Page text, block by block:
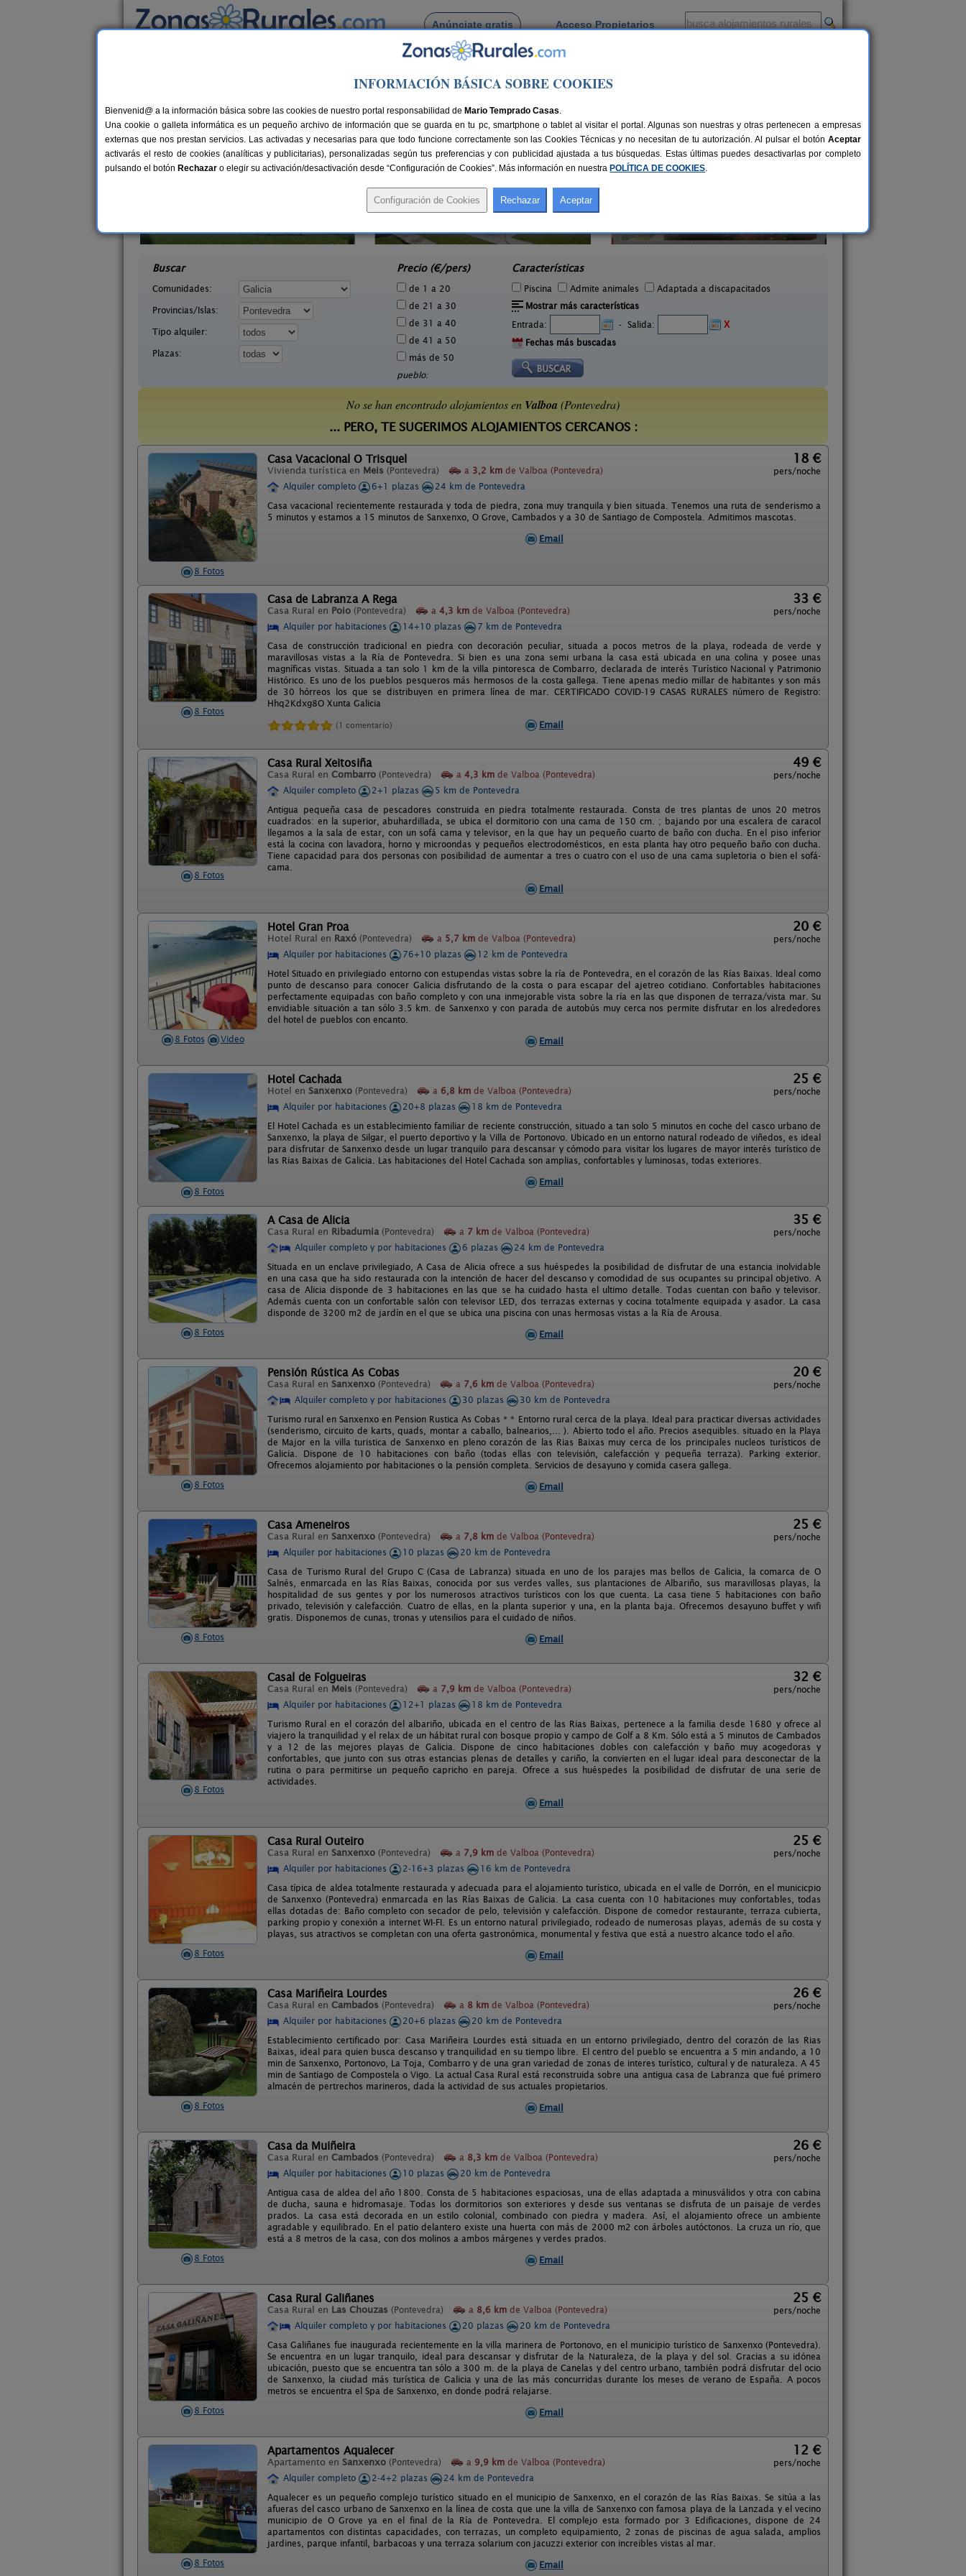
Anúnciate gratis Acceso Propietarios
Busca por pueblo
Casas Rurales cerca de Valboa
21 €
A Casa de Alicia
Buscar
Comunidades:
Provincias/Islas:
Tipo alquiler:
Plazas:
Precio (€/pers)
de 1 a 20
de 21 a 30
de 31 a 40
de 41 a 50
más de 50
pueblo:
Características
Piscina Admite animales
Adaptada a discapacitados
Mostrar más características
Entrada:
- Salida:
X
Fechas más buscadas
No se han encontrado alojamientos en Valboa (Pontevedra)
... PERO, TE SUGERIMOS ALOJAMIENTOS CERCANOS :
8 Fotos
Casa Vacacional O Trisquel
Vivienda turística en Meis (Pontevedra) a 3,2 km de Valboa (Pontevedra)
18 €
pers/noche
Alquiler completo
6+1 plazas
24 km de Pontevedra
Casa vacacional recientemente restaurada y toda de piedra, zona muy tranquila y bien situada. Tenemos una ruta de senderismo a
5 minutos y estamos a 15 minutos de Sanxenxo, O Grove, Cambados y a 30 de Santiago de Compostela. Admitimos mascotas.
Email
8 Fotos
Casa de Labranza A Rega
Casa Rural en Poio (Pontevedra) a 4,3 km de Valboa (Pontevedra)
33 €
pers/noche
Alquiler por habitaciones
14+10 plazas
7 km de Pontevedra
Casa de construcción tradicional en piedra con decoración peculiar, situada a pocos metros de la playa, rodeada de verde y
maravillosas vistas a la Ría de Pontevedra. Si bien es una zona semi urbana la casa está ubicada en una colina y posee unas
magníficas vistas. Situada a tan solo 1 km de la villa pintoresca de Combarro, declarada de interés Turístico Nacional y Patrimonio
Histórico. Es uno de los pueblos pesqueros más hermosos de la costa gallega. Tiene apenas medio millar de habitantes y son más
de 30 hórreos los que se distribuyen en primera línea de mar. CERTIFICADO COVID-19 CASAS RURALES número de Registro:
Hhq2Kdxg8O Xunta Galicia
(1 comentario) Email
8 Fotos
Casa Rural Xeitosiña
Casa Rural en Combarro (Pontevedra) a 4,3 km de Valboa (Pontevedra)
49 €
pers/noche
Alquiler completo
2+1 plazas
5 km de Pontevedra
Antigua pequeña casa de pescadores construida en piedra totalmente restaurada. Consta de tres plantas de unos 20 metros
cuadrados: en la superior, abuhardillada, se ubica el dormitorio con una cama de 150 cm. ; bajando por una escalera de caracol
llegamos a la sala de estar, con un sofá cama y televisor, en la que hay un pequeño cuarto de baño con ducha. En el piso inferior
está la cocina con lavadora, horno y microondas y pequeños electrodomésticos, en esta planta hay otro pequeño baño con ducha.
Tiene capacidad para dos personas con posibilidad de aumentar a tres o cuatro con el uso de una cama supletoria o bien el sofá-
cama.
Email
8 Fotos Video
Hotel Gran Proa
Hotel Rural en Raxó (Pontevedra) a 5,7 km de Valboa (Pontevedra)
20 €
pers/noche
Alquiler por habitaciones
76+10 plazas
12 km de Pontevedra
Hotel Situado en privilegiado entorno con estupendas vistas sobre la ría de Pontevedra, en el corazón de las Rías Baixas. Ideal como
punto de descanso para conocer Galicia disfrutando de la costa o para escapar del ajetreo cotidiano. Confortables habitaciones
perfectamente equipadas con baño completo y con una inmejorable vista sobre la ría en las que disponen de terraza/vista mar. Su
envidiable situación a tan sólo 3.5 km. de Sanxenxo y con parada de autobús muy cerca nos permite disfrutar en los alrededores
del hotel de pueblos con encanto.
Email
8 Fotos
Hotel Cachada
Hotel en Sanxenxo (Pontevedra) a 6,8 km de Valboa (Pontevedra)
25 €
pers/noche
Alquiler por habitaciones
20+8 plazas
18 km de Pontevedra
El Hotel Cachada es un establecimiento familiar de reciente construcción, situado a tan solo 5 minutos en coche del casco urbano de
Sanxenxo, la playa de Silgar, el puerto deportivo y la Villa de Portonovo. Ubicado en un entorno natural rodeado de viñedos, es ideal
para disfrutar de Sanxenxo desde un lugar tranquilo para descansar y cómodo para visitar los lugares de mayor interés turístico de
las Rias Baixas de Galicia. Las habitaciones del Hotel Cachada son amplias, confortables y luminosas, todas exteriores.
Email
8 Fotos
A Casa de Alicia
Casa Rural en Ribadumia (Pontevedra) a 7 km de Valboa (Pontevedra)
35 €
pers/noche
Alquiler completo y por habitaciones
6 plazas
24 km de Pontevedra
Situada en un enclave privilegiado, A Casa de Alicia ofrece a sus huéspedes la posibilidad de disfrutar de una estancia inolvidable
en una casa que ha sido restaurada con la intención de hacer del descanso y comodidad de sus ocupantes su principal objetivo. A
casa de Alicia disponde de 3 habitaciones en las que se ha cuidado hasta el ultimo detalle. Todas cuentan con baño y televisor.
Además cuenta con un confortable salón con televisor LED, dos terrazas externas y cocina totalmente equipada y asador. La casa
disponde de 3200 m2 de jardín en el que se ubica una piscina con unas hermosas vistas a la Ría de Arousa.
Email
8 Fotos
Pensión Rústica As Cobas
Casa Rural en Sanxenxo (Pontevedra) a 7,6 km de Valboa (Pontevedra)
20 €
pers/noche
Alquiler completo y por habitaciones
30 plazas
30 km de Pontevedra
Turismo rural en Sanxenxo en Pension Rustica As Cobas * * Entorno rural cerca de la playa. Ideal para practicar diversas actividades
(senderismo, circuito de karts, quads, montar a caballo, balnearios,... ). Abierto todo el año. Precios asequibles. situado en la Playa
de Major en la villa turistica de Sanxenxo en pleno corazón de las Rias Baixas muy cerca de los principales nucleos turísticos de
Galicia. Dispone de 10 habitaciones con baño (todas ellas con televisión, calefacción y pequeña terraza). Parking exterior.
Ofrecemos alojamiento por habitaciones o la pensión completa. Servicios de desayuno y comida casera gallega.
Email
8 Fotos
Casa Ameneiros
Casa Rural en Sanxenxo (Pontevedra) a 7,8 km de Valboa (Pontevedra)
25 €
pers/noche
Alquiler por habitaciones
10 plazas
20 km de Pontevedra
Casa de Turismo Rural del Grupo C (Casa de Labranza) situada en uno de los parajes mas bellos de Galicia, la comarca de O
Salnés, enmarcada en las Rías Baixas, conocida por sus verdes valles, sus plantaciones de Albariño, sus maravillosas playas, la
hospitalidad de sus gentes y por los numerosos atractivos turísticos con los que cuenta. La casa tiene 5 habitaciones con baño
privado, televisión y calefacción. Cuatro de ellas, en la planta superior y una, en la planta baja. Ofrecemos desayuno buffet y wifi
gratis. Disponemos de cunas, tronas y utensilios para el cuidado de niños.
Email
8 Fotos
Casal de Folgueiras
Casa Rural en Meis (Pontevedra) a 7,9 km de Valboa (Pontevedra)
32 €
pers/noche
Alquiler por habitaciones
12+1 plazas
18 km de Pontevedra
Turismo Rural en el corazón del albariño, ubicada en el centro de las Rias Baixas, pertenece a la familia desde 1680 y ofrece al
viajero la tranquilidad y el relax de un hábitat rural con bosque propio y campo de Golf a 8 Km. Sólo está a 5 minutos de Cambados
y a 12 de las mejores playas de Galicia. Dispone de cinco habitaciones dobles con calefacción y baño muy acogedoras y
confortables, que junto con sus otras estancias plenas de detalles y cariño, la convierten en el lugar ideal para desconectar de la
rutina o para permitirse un pequeño capricho en pareja. Ofrece a sus huéspedes la posibilidad de disfrutar de una serie de
actividades.
Email
8 Fotos
Casa Rural Outeiro
Casa Rural en Sanxenxo (Pontevedra) a 7,9 km de Valboa (Pontevedra)
25 €
pers/noche
Alquiler por habitaciones
2-16+3 plazas
16 km de Pontevedra
Casa típica de aldea totalmente restaurada y adecuada para el alojamiento turístico, ubicada en el valle de Dorrón, en el municicpio
de Sanxenxo (Pontevedra) enmarcada en las Rías Baixas de Galicia. La casa cuenta con 10 habitaciones muy confortables, todas
ellas dotadas de: Baño completo con secador de pelo, televisión y calefacción. Dispone de comedor restaurante, terraza cubierta,
parking propio y conexión a internet WI-FI. Es un entorno natural privilegiado, rodeado de numerosas playas, además de su costa y
playas, sus atractivos se completan con una oferta gastronómica, monumental y festiva que está a nuestro alcance todo el año.
Email
8 Fotos
Casa Mariñeira Lourdes
Casa Rural en Cambados (Pontevedra) a 8 km de Valboa (Pontevedra)
26 €
pers/noche
Alquiler por habitaciones
20+6 plazas
20 km de Pontevedra
Establecimiento certificado por: Casa Mariñeira Lourdes está situada en un entorno privilegiado, dentro del corazón de las Rias
Baixas, ideal para quien busca descanso y tranquilidad en su tiempo libre. El centro del pueblo se encuentra a 5 min andando, a 10
min de Sanxenxo, Portonovo, La Toja, Combarro y de una gran variedad de zonas de interes turístico, cultural y de naturaleza. A 45
min de Santiago de Compostela o Vigo. La actual Casa Rural está reconstruida sobre una antigua casa de Labranza que fué primero
almacén de pertrechos marineros, dada la actividad de sus actuales propietarios.
Email
8 Fotos
Casa da Muiñeira
Casa Rural en Cambados (Pontevedra) a 8,3 km de Valboa (Pontevedra)
26 €
pers/noche
Alquiler por habitaciones
10 plazas
20 km de Pontevedra
Antigua casa de aldea del año 1800. Consta de 5 habitaciones espaciosas, una de ellas adaptada a minusválidos y otra con cabina
de ducha, sauna e hidromasaje. Todas los dormitorios son exteriores y desde sus ventanas se disfruta de un paisaje de verdes
prados. La casa está decorada en un estilo colonial, combinado con piedra y madera. Así, el alojamiento ofrece un ambiente
agradable y equilibrado. En el patio delantero existe una huerta con más de 2000 m2 con árboles autóctonos. La cruza un río, que
está a 8 metros de la casa, con dos molinos a ambos márgenes y verdes prados.
Email
8 Fotos
Casa Rural Galiñanes
Casa Rural en Las Chouzas (Pontevedra) a 8,6 km de Valboa (Pontevedra)
25 €
pers/noche
Alquiler completo y por habitaciones
20 plazas
20 km de Pontevedra
Casa Galiñanes fue inaugurada recientemente en la villa marinera de Portonovo, en el municipio turístico de Sanxenxo (Pontevedra).
Se encuentra en un lugar tranquilo, ideal para descansar y disfrutar de la Naturaleza, de la playa y del sol. Gracias a su idónea
ubicación, puesto que se encuentra tan sólo a 300 m. de la playa de Canelas y del centro urbano, también podrá disfrutar del ocio
de Sanxenxo, la ciudad más turística de Galicia y una de las más concurridas durante los meses de verano de España. A pocos
metros se encuentra el Spa de Sanxenxo, en donde podrá relajarse.
Email
8 Fotos
Apartamentos Aqualecer
Apartamento en Sanxenxo (Pontevedra) a 9,9 km de Valboa (Pontevedra)
12 €
pers/noche
Alquiler completo
2-4+2 plazas
24 km de Pontevedra
Aqualecer es un pequeño complejo turístico situado en el municipio de Sanxenxo, en el corazón de las Rías Baixas. Se sitúa a las
afueras del casco urbano de Sanxenxo en la línea de costa que une la villa de Sanxenxo con famosa playa de la Lanzada y el vecino
municipio de O Grove ya en el final de la Ría de Pontevedra. El complejo esta formado por 3 Edificaciones, dispone de 24
apartamentos con distintas capacidades, con terrazas, un completo equipamiento, 2 zonas de piscinas de agua salada, amplios
jardines, parque infantil, barbacoas y una terraza solarium con jacuzzi exterior con increibles vistas al mar.
Email
INFORMACIÓN BÁSICA SOBRE COOKIES
Bienvenid@ a la información básica sobre las cookies de nuestro portal responsabilidad de Mario Temprado Casas.
Una cookie o galleta informática es un pequeño archivo de información que se guarda en tu pc, smartphone o tablet al visitar el portal. Algunas son nuestras y otras pertenecen a empresas
externas que nos prestan servicios. Las activadas y necesarias para que todo funcione correctamente son las Cookies Técnicas y no necesitan de tu autorización. Al pulsar el botón Aceptar
activarás el resto de cookies (analíticas y publicitarias), personalizadas según tus preferencias y con publicidad ajustada a tus búsquedas. Estas últimas puedes desactivarlas por completo
pulsando el botón Rechazar o elegir su activación/desactivación desde “Configuración de Cookies”. Más información en nuestra POLÍTICA DE COOKIES.